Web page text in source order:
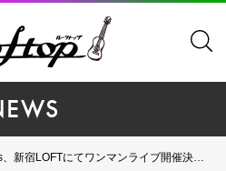
にてワンマンライブ開催決定！ さらに新曲のティザー映像公開！